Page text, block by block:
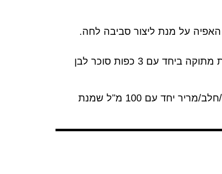
האפיה על מנת ליצור סביבה לחה.
ניתן לצפות את העוגה באמצעות קרם וניל פשוט, מקציפים 500 מ"ל שמנת מתוקה ביחד עם 3 כפות סוכר לבן
ניתן לצפות גם בגאנש שוקולד לבחירתכם, ממיסים 100 גרם שוקולד לבן/חלב/מריר יחד עם 100 מ"ל שמנת